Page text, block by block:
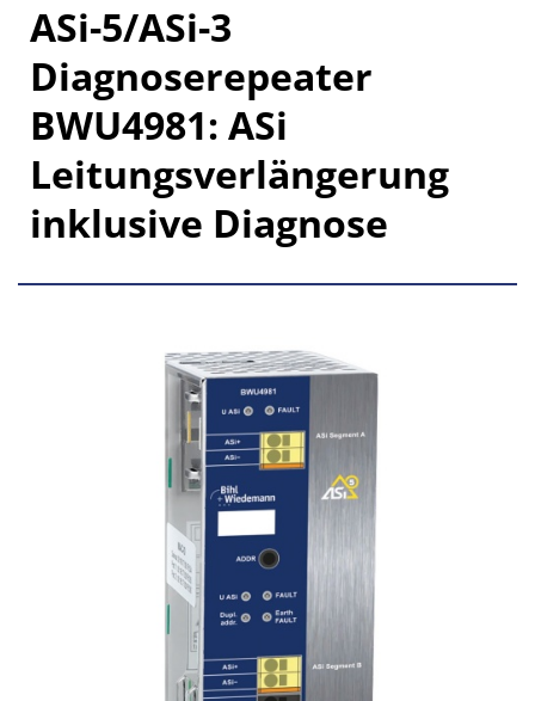
ASi-5/ASi-3
Diagnoserepeater
BWU4981: ASi
Leitungsverlängerung
inklusive Diagnose